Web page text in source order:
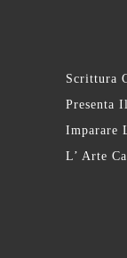
Scrittura
Presenta
Imparare
L’ Arte